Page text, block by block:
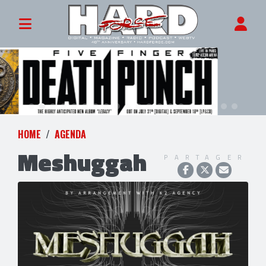
HOME AGENDA
Meshuggah PARTAGER